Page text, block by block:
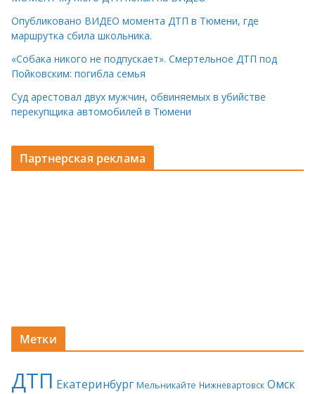
Опубликовано ВИДЕО момента ДТП в Тюмени, где
маршрутка сбила школьника.
«Собака никого не подпускает». Смертельное ДТП под
Пойковским: погибла семья
Суд арестовал двух мужчин, обвиняемых в убийстве
перекупщика автомобилей в Тюмени
Партнерская реклама
Метки
ДТП Екатеринбург Мельникайте Нижневартовск Омск